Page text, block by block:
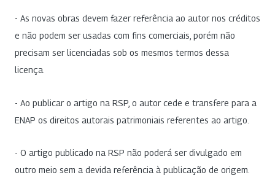
- As novas obras devem fazer referência ao autor nos créditos
e não podem ser usadas com fins comerciais, porém não
precisam ser licenciadas sob os mesmos termos dessa
licença.
- Ao publicar o artigo na RSP, o autor cede e transfere para a
ENAP os direitos autorais patrimoniais referentes ao artigo.
- O artigo publicado na RSP não poderá ser divulgado em
outro meio sem a devida referência à publicação de origem.